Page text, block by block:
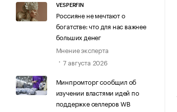
VESPERFIN
Россияне не мечтают о
богатстве: что для нас важнее
больших денег
Мнение эксперта
7 августа 2026
Минпромторг сообщил об
изучении властями идей по
поддержке селлеров WB